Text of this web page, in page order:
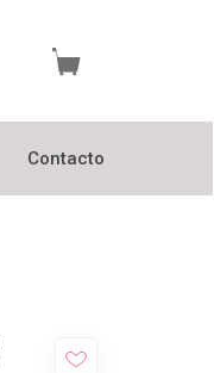
Contacto